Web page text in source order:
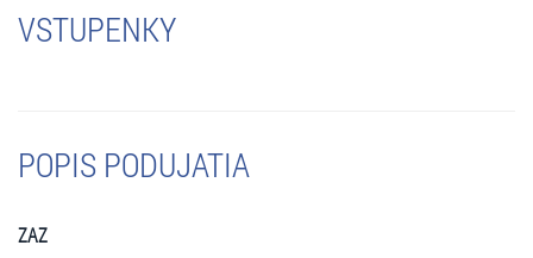
VSTUPENKY
POPIS PODUJATIA
ZAZ